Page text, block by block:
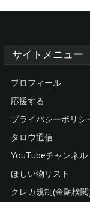
サイトメニュー
プロフィール
応援する
プライバシーポリシ
タロウ通信
YouTubeチャンネル
ほしい物リスト
クレカ規制(金融検